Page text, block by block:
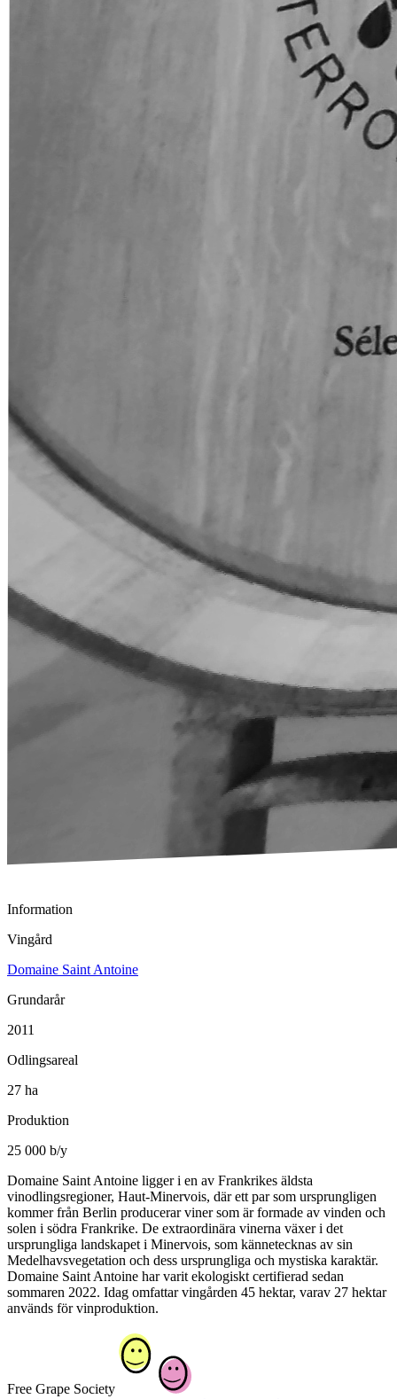
Information
Vingård
Domaine Saint Antoine
Grundarår
2011
Odlingsareal
27 ha
Produktion
25 000 b/y
Domaine Saint Antoine ligger i en av Frankrikes äldsta
vinodlingsregioner, Haut-Minervois, där ett par som ursprungligen
kommer från Berlin producerar viner som är formade av vinden och
solen i södra Frankrike. De extraordinära vinerna växer i det
ursprungliga landskapet i Minervois, som kännetecknas av sin
Medelhavsvegetation och dess ursprungliga och mystiska karaktär.
Domaine Saint Antoine har varit ekologiskt certifierad sedan
sommaren 2022. Idag omfattar vingården 45 hektar, varav 27 hektar
används för vinproduktion.
Free Grape Society